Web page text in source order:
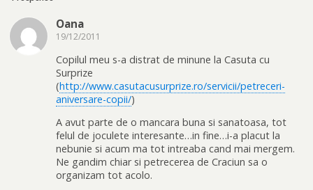
Oana
19/12/2011
Copilul meu s-a distrat de minune la Casuta cu
Surprize
(http://www.casutacusurprize.ro/servicii/petreceri-
aniversare-copii/)
A avut parte de o mancara buna si sanatoasa, tot
felul de joculete interesante…in fine…i-a placut la
nebunie si acum ma tot intreaba cand mai mergem.
Ne gandim chiar si petrecerea de Craciun sa o
organizam tot acolo.